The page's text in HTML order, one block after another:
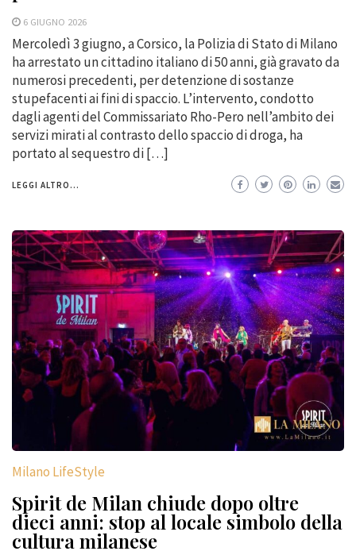
6 GIUGNO 2026
Mercoledì 3 giugno, a Corsico, la Polizia di Stato di Milano
ha arrestato un cittadino italiano di 50 anni, già gravato da
numerosi precedenti, per detenzione di sostanze
stupefacenti ai fini di spaccio. L’intervento, condotto
dagli agenti del Commissariato Rho-Pero nell’ambito dei
servizi mirati al contrasto dello spaccio di droga, ha
portato al sequestro di […]
LEGGI ALTRO...
Milano LifeStyle
Spirit de Milan chiude dopo oltre
dieci anni: stop al locale simbolo della
cultura milanese